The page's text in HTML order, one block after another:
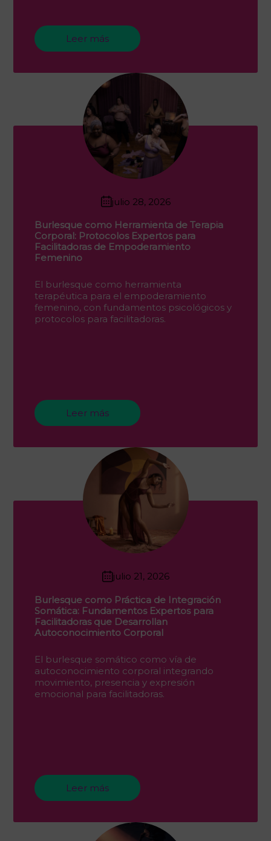
Leer más
julio 28, 2026
Burlesque como Herramienta de Terapia
Corporal: Protocolos Expertos para
Facilitadoras de Empoderamiento
Femenino
El burlesque como herramienta
terapéutica para el empoderamiento
femenino, con fundamentos psicológicos y
protocolos para facilitadoras.
Leer más
julio 21, 2026
Burlesque como Práctica de Integración
Somática: Fundamentos Expertos para
Facilitadoras que Desarrollan
Autoconocimiento Corporal
El burlesque somático como vía de
autoconocimiento corporal integrando
movimiento, presencia y expresión
emocional para facilitadoras.
Leer más